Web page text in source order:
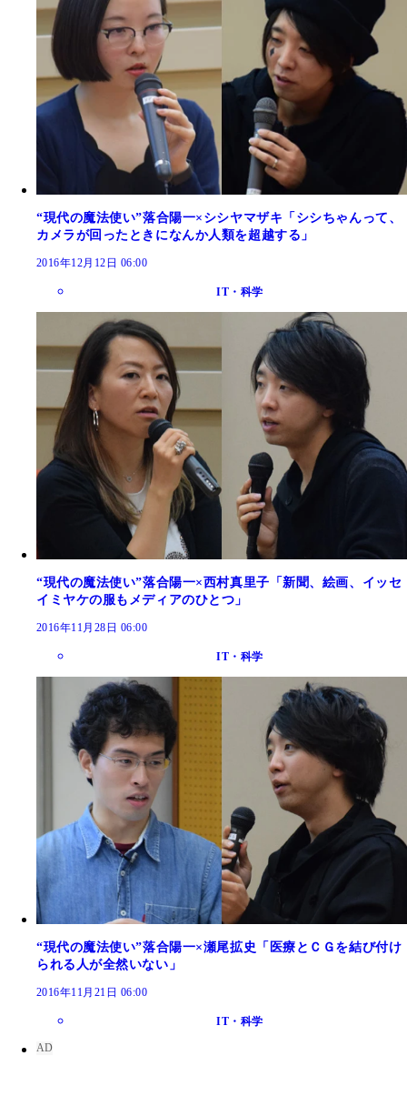
“現代の魔法使い”落合陽一×シシヤマザキ「シシちゃんって、
カメラが回ったときになんか人類を超越する」
2016年12月12日 06:00
IT・科学
“現代の魔法使い”落合陽一×西村真里子「新聞、絵画、イッセ
イミヤケの服もメディアのひとつ」
2016年11月28日 06:00
IT・科学
“現代の魔法使い”落合陽一×瀬尾拡史「医療とＣＧを結び付け
られる人が全然いない」
2016年11月21日 06:00
IT・科学